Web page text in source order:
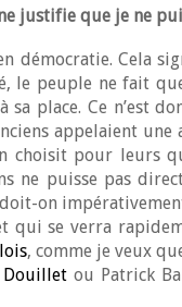
justifie que je ne
démocratie. Cela
le peuple ne fait
place. Ce n’est
appelaient
choisit pour leurs
ne puisse pas
on
qui se verra
, comme je veux
Douillet ou Patrick